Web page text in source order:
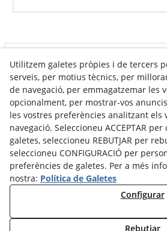
Info venda online
Contacte
Av. Tarragona, s/n
25300 Tàrrega(Lleida)Espanya
973 310 732
carviresa@carviresa.com
Utilitzem galetes pròpies i de tercers
serveis, per motius tècnics, per
de navegació, per emmagatzemar les
opcionalment, per mostrar-vos
les vostres preferències analitzant els
navegació. Seleccioneu ACCEPTAR
galetes, seleccioneu REBUTJAR per
seleccioneu CONFIGURACIÓ per
preferències de galetes. Per a més
nostra: Política de Galetes
Configurar
Rebutjar